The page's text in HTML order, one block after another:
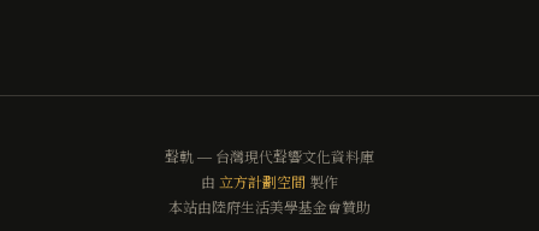
聲軌 — 台灣現代聲響文化資料庫
由 立方計劃空間 製作
本站由陸府生活美學基金會贊助